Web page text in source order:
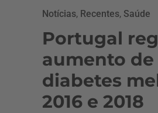
Notícias, Recentes, Saúde
Portugal
aumento de
diabetes
2016 e 2018